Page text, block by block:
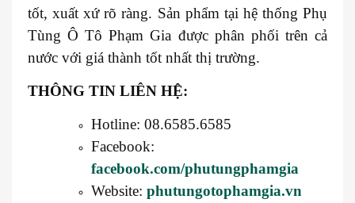
tốt, xuất xứ rõ ràng. Sản phẩm tại hệ thống Phụ
Tùng Ô Tô Phạm Gia được phân phối trên cả
nước với giá thành tốt nhất thị trường.
THÔNG TIN LIÊN HỆ:
Hotline: 08.6585.6585
Facebook:
facebook.com/phutungphamgia
Website: phutungotophamgia.vn